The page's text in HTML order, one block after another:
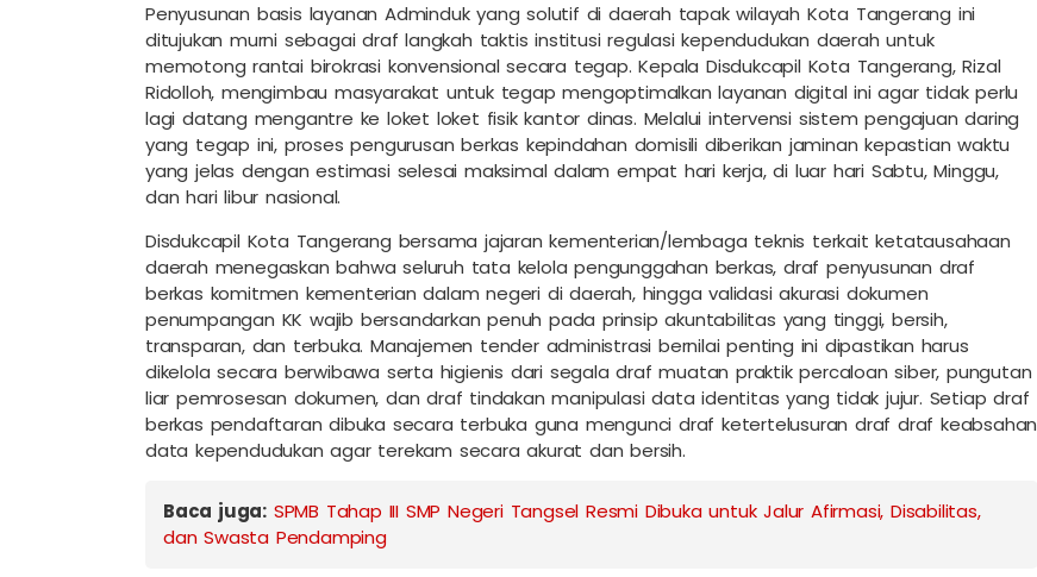
Penyusunan basis layanan Adminduk yang solutif di daerah tapak wilayah Kota Tangerang ini
ditujukan murni sebagai draf langkah taktis institusi regulasi kependudukan daerah untuk
memotong rantai birokrasi konvensional secara tegap. Kepala Disdukcapil Kota Tangerang, Rizal
Ridolloh, mengimbau masyarakat untuk tegap mengoptimalkan layanan digital ini agar tidak perlu
lagi datang mengantre ke loket loket fisik kantor dinas. Melalui intervensi sistem pengajuan daring
yang tegap ini, proses pengurusan berkas kepindahan domisili diberikan jaminan kepastian waktu
yang jelas dengan estimasi selesai maksimal dalam empat hari kerja, di luar hari Sabtu, Minggu,
dan hari libur nasional.
Disdukcapil Kota Tangerang bersama jajaran kementerian/lembaga teknis terkait ketatausahaan
daerah menegaskan bahwa seluruh tata kelola pengunggahan berkas, draf penyusunan draf
berkas komitmen kementerian dalam negeri di daerah, hingga validasi akurasi dokumen
penumpangan KK wajib bersandarkan penuh pada prinsip akuntabilitas yang tinggi, bersih,
transparan, dan terbuka. Manajemen tender administrasi bernilai penting ini dipastikan harus
dikelola secara berwibawa serta higienis dari segala draf muatan praktik percaloan siber, pungutan
liar pemrosesan dokumen, dan draf tindakan manipulasi data identitas yang tidak jujur. Setiap draf
berkas pendaftaran dibuka secara terbuka guna mengunci draf ketertelusuran draf draf keabsahan
data kependudukan agar terekam secara akurat dan bersih.
Baca juga: SPMB Tahap III SMP Negeri Tangsel Resmi Dibuka untuk Jalur Afirmasi, Disabilitas,
dan Swasta Pendamping